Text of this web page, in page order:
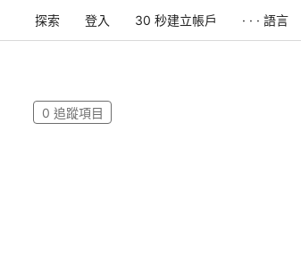
探索 登入 30 秒建立帳戶 · · · 語言
0 追蹤項目